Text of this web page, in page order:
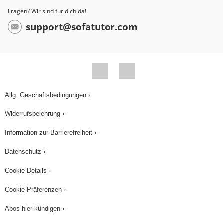
du genau hinschauen, um den Erdschein auf dem
Mond sehen zu können. Übrigens sehen wir
er sich befindet. Das liegt daran, dass sich der
Mond um sich selbst dreht. Für eine Drehung um
sich selbst braucht er dabei exakt genau so
immer dieselbe Mondseite zur Erde. Darauf
kannst du in Zukunft achten, wenn du den Mond
beobachtest. Fassen wir alles zusammen. Der
Je nachdem, in welcher Position er sich befindet,
ist ein bestimmter Teil der beleuchteten
Fragen? Wir sind für dich da!
support@sofatutor.com
Allg. Geschäftsbedingungen ›
Widerrufsbelehrung ›
Information zur Barrierefreiheit ›
Datenschutz ›
Cookie Details ›
Cookie Präferenzen ›
Abos hier kündigen ›